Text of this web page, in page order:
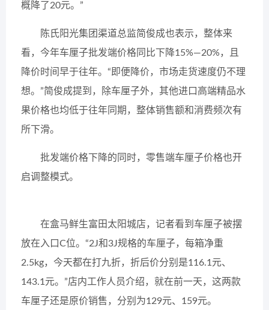
概降了20元。”
陈氏阳光集团渠道总监简俊成也表示，整体来
看，今年车厘子批发端价格同比下降15%—20%，且
降价时间早于往年。“即便降价，市场走货速度仍不理
想。”简俊成提到，除车厘子外，其他进口高端精品水
果价格也均低于往年同期，整体销售额和消费频次有
所下滑。
批发端价格下降的同时，零售端车厘子价格也开
启调整模式。
在盒马鲜生富田太阳城店，记者看到车厘子被摆
放在入口C位。“2J和3J规格的车厘子，每箱净重
2.5kg，今天都在打九折，折后价分别是116.1元、
143.1元。”店内工作人员介绍，就在前一天，这两款
车厘子还是原价销售，分别为129元、159元。